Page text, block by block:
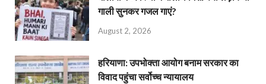
गाली सुनकर गजल गाएं?
August 2, 2026
हरियाणा: उपभोक्ता आयोग बनाम सरकार का
विवाद पहुंचा सर्वोच्च न्यायालय